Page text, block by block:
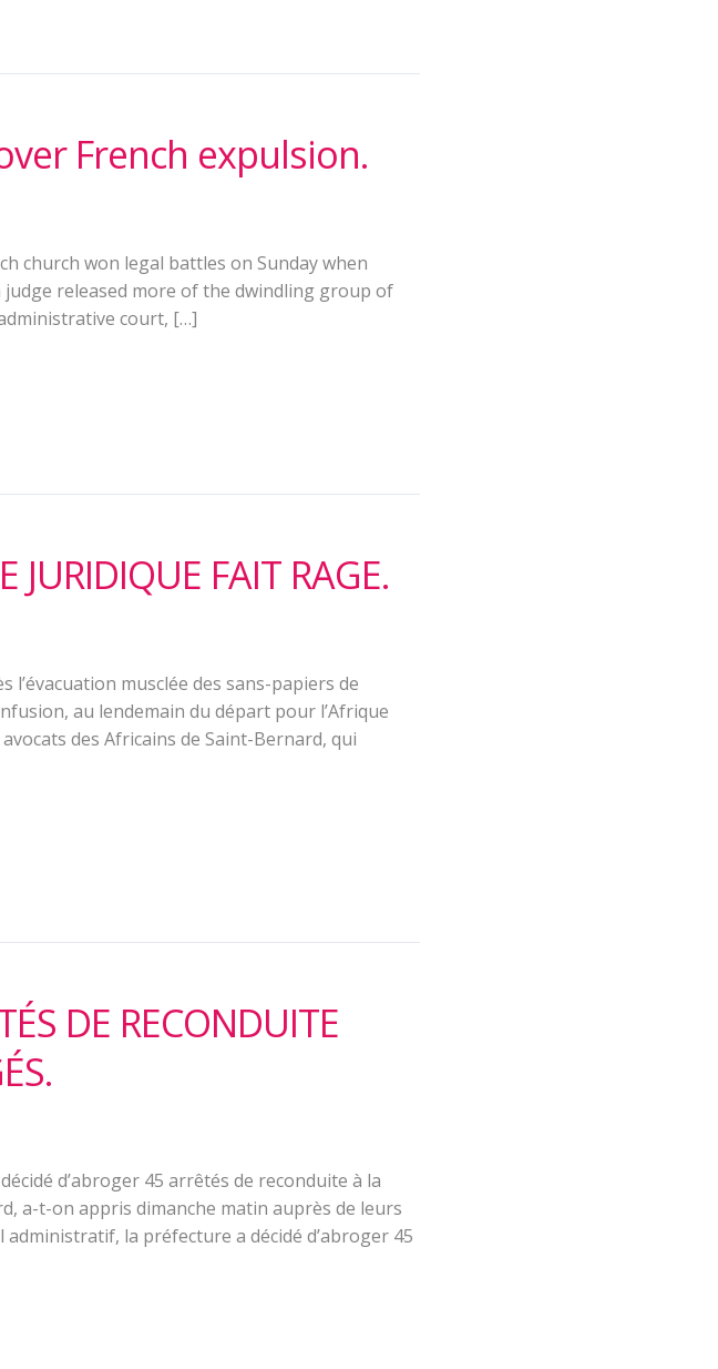
French expulsion.
church won legal battles on Sunday when
released more of the dwindling group of
court, […]
JURIDIQUE FAIT RAGE.
l’évacuation musclée des sans-papiers de
au lendemain du départ pour l’Afrique
des Africains de Saint-Bernard, qui
DE RECONDUITE
d’abroger 45 arrêtés de reconduite à la
a-t-on appris dimanche matin auprès de leurs
la préfecture a décidé d’abroger 45